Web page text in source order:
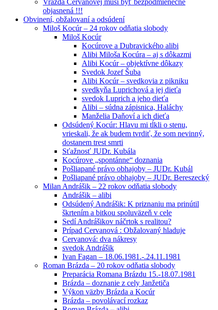
objasnená !!!
Obvinení, obžalovaní a odsúdení
Miloš Kocúr – 24 rokov odňatia slobody
Miloš Kocúr
Kocúrove a Dubravického alibi
Alibi Miloša Kocúra – aj s dôkazmi
Alibi Kocúr – objektívne dôkazy
Svedok Jozef Šuba
Alibi Kocúr – svedkovia z pikniku
svedkyňa Luprichová a jej dieťa
svedok Luprich a jeho dieťa
Alibi – súdna zápisnica, Haláchy
Manželia Daňoví a ich dieťa
Odsúdený Kocúr: Hlavu mi tĺkli o stenu,
vrieskali, že ak budem tvrdiť, že som nevinný,
dostanem trest smrti
Sťažnosť JUDr. Kubála
Kocúrove „spontánne“ doznania
Pošliapané právo obhajoby – JUDr. Kubál
Pošliapané právo obhajoby – JUDr. Bereszecký
Milan Andrášik – 22 rokov odňatia slobody
Andrášik – alibi
Odsúdený Andrášik: K priznaniu ma prinútil
škrtením a bitkou spoluväzeň v cele
Sedí Andrášikov náčrtok s realitou?
Prípad Cervanová : Obžalovaný hladuje
Cervanová: dva nákresy
svedok Andrášik
Ivan Fagan – 18.06.1981.-.24.11.1981
Roman Brázda – 20 rokov odňatia slobody
Preparácia Romana Brázdu 15.-18.07.1981
Brázda – doznanie z cely Janžetiča
Výkon väzby Brázda a Kocúr
Brázda – povolávací rozkaz